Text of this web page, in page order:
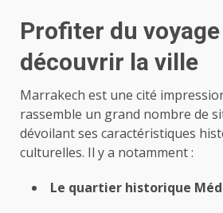
Profiter du
découvrir la ville
Marrakech est une cité
rassemble un grand nombre de
dévoilant ses caractéristiques
culturelles. Il y a notamment :
Le quartier historique